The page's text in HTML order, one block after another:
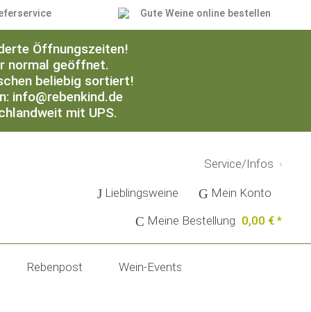
Gute Weine online bestellen
Öffnungszeiten!
normal geöffnet.
beliebig sortiert!
info@rebenkind.de
mit UPS.
Service/Infos
Lieblingsweine
Mein Konto
Meine Bestellung 0,00 € *
Rebenpost Wein-Events